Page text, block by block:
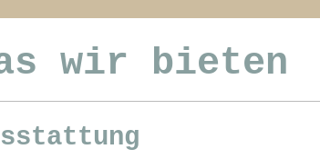
wir bieten